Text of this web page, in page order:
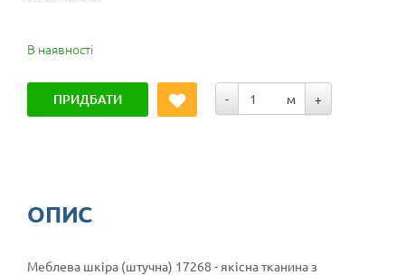
В наявності
ПРИДБАТИ - м +
ОПИС
Меблева шкіра (штучна) 17268 - якісна тканина з